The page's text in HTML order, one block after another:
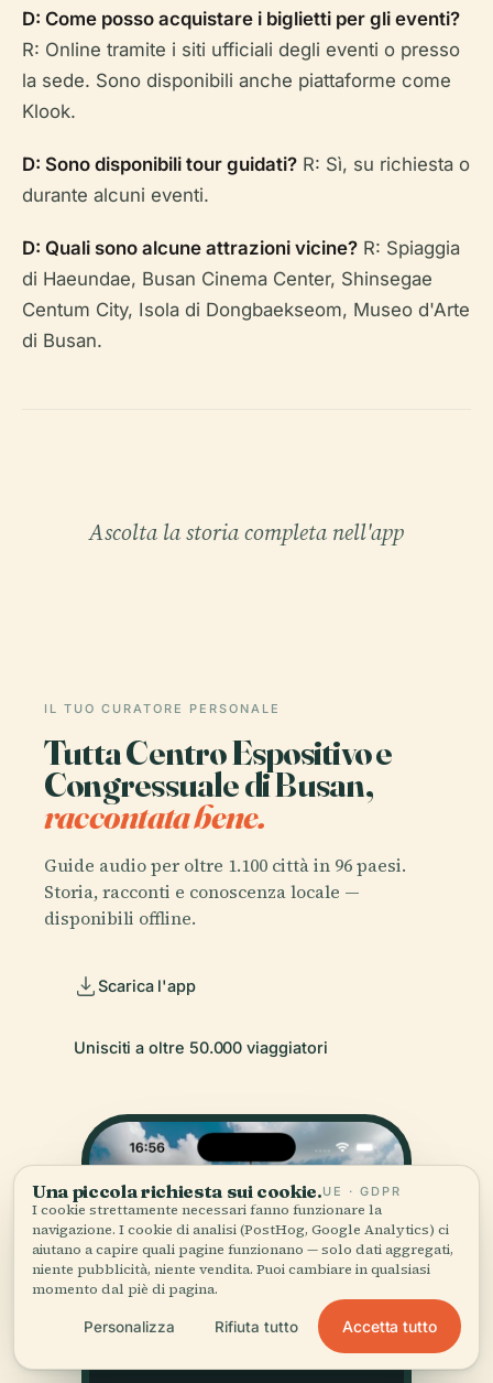
D: Come posso acquistare i biglietti per gli eventi?
R: Online tramite i siti ufficiali degli eventi o presso
la sede. Sono disponibili anche piattaforme come
Klook.
D: Sono disponibili tour guidati? R: Sì, su richiesta o
durante alcuni eventi.
D: Quali sono alcune attrazioni vicine? R: Spiaggia
di Haeundae, Busan Cinema Center, Shinsegae
Centum City, Isola di Dongbaekseom, Museo d'Arte
di Busan.
Ascolta la storia completa nell'app
IL TUO CURATORE PERSONALE
Tutta Centro Espositivo e
Congressuale di Busan,
raccontata bene.
Guide audio per oltre 1.100 città in 96 paesi.
Storia, racconti e conoscenza locale —
disponibili offline.
Scarica l'app
Unisciti a oltre 50.000 viaggiatori
Una piccola richiesta sui cookie.UE · GDPR
I cookie strettamente necessari fanno funzionare la
navigazione. I cookie di analisi (PostHog, Google Analytics) ci
aiutano a capire quali pagine funzionano — solo dati aggregati,
niente pubblicità, niente vendita. Puoi cambiare in qualsiasi
momento dal piè di pagina.
Personalizza Rifiuta tutto Accetta tutto